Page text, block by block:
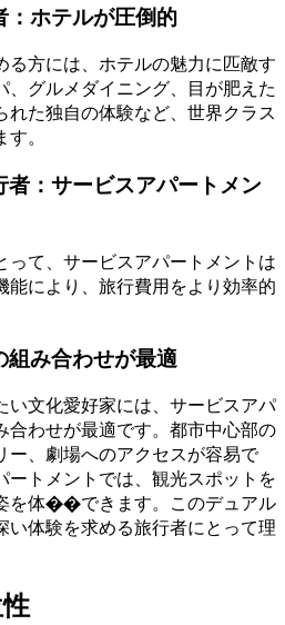
：ホテルが圧倒的
る方には、ホテルの魅力に匹敵す
、グルメダイニング、目が肥えた
れた独自の体験など、世界クラス
。
者：サービスアパートメン
って、サービスアパートメントは
能により、旅行費用をより効率的
組み合わせが最適
い文化愛好家には、サービスアパ
合わせが最適です。都市中心部の
ー、劇場へのアクセスが容易で
ートメントでは、観光スポットを
を体��できます。このデュアル
い体験を求める旅行者にとって理